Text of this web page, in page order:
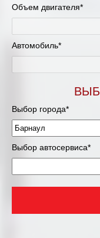
Объем двигателя*
Автомобиль*
Выбор города*
Выбор автосервиса*